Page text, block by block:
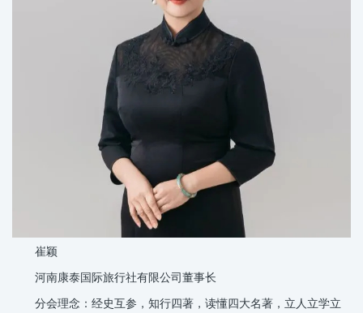
崔颖
河南康泰国际旅行社有限公司董事长
分会理念：经史互参，知行四著，读懂四大名著，立人立学立